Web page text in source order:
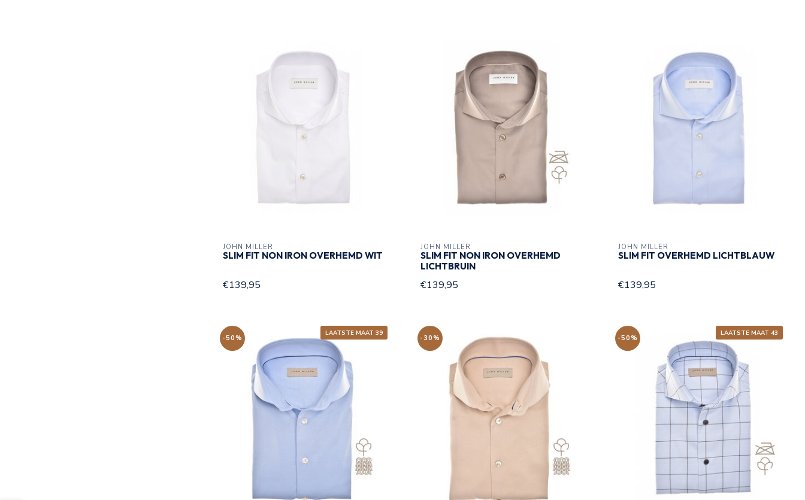
JOHN MILLER
SLIM FIT NON IRON OVERHEMD WIT
€139,95
JOHN MILLER
SLIM FIT NON IRON OVERHEMD
LICHTBRUIN
€139,95
JOHN MILLER
SLIM FIT OVERHEMD LICHTBLAUW
€139,95
LAATSTE MAAT 39
-50% -30%
LAATSTE MAAT 43
-50%